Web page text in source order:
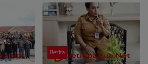
Nasionalisme
Berita